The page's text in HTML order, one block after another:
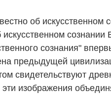
об искусственном
сознания"
предыдущей
свидетельствуют
изображения